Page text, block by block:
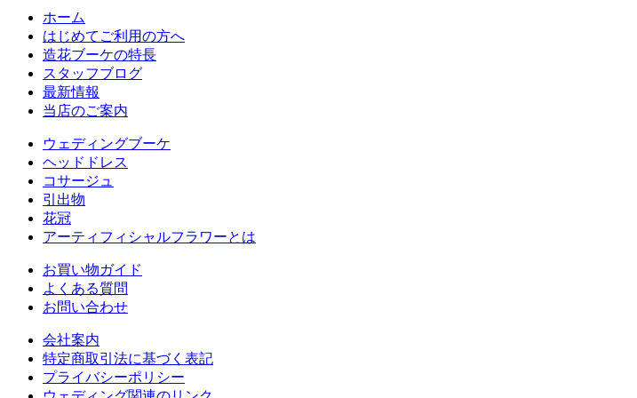
ホーム
はじめてご利用の方へ
造花ブーケの特長
スタッフブログ
最新情報
当店のご案内
ウェディングブーケ
ヘッドドレス
コサージュ
引出物
花冠
アーティフィシャルフラワーとは
お買い物ガイド
よくある質問
お問い合わせ
会社案内
特定商取引法に基づく表記
プライバシーポリシー